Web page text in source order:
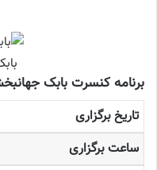
برنامه کنسرت بابک
تاریخ برگزاری
ساعت برگزاری